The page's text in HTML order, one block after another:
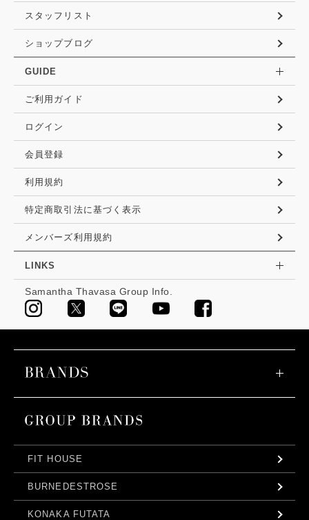
スタッフリスト
ショップブログ
GUIDE
ご利用ガイド
ログイン
会員登録
利用規約
特定商取引法に基づく表示
メンバーズ利用規約
LINKS
Samantha Thavasa Group Info.
FIT HOUSE
BURNEDESTROSE
KONAKA FUTATA